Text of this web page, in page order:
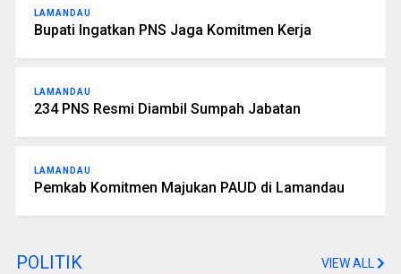
LAMANDAU
Bupati Ingatkan PNS Jaga Komitmen Kerja
LAMANDAU
234 PNS Resmi Diambil Sumpah Jabatan
LAMANDAU
Pemkab Komitmen Majukan PAUD di Lamandau
POLITIK VIEW ALL